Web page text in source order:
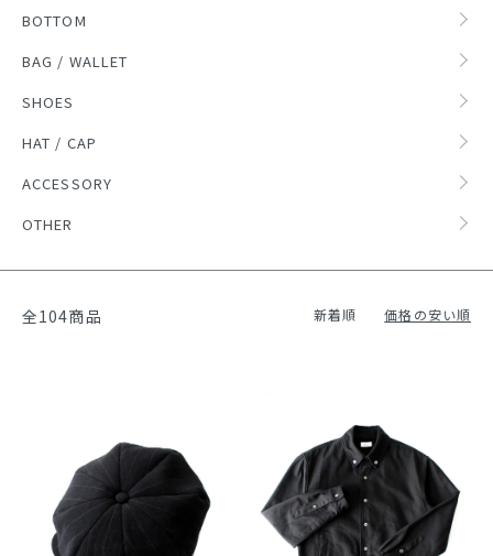
BOTTOM
BAG / WALLET
SHOES
HAT / CAP
ACCESSORY
OTHER
全104商品 新着順 価格の安い順